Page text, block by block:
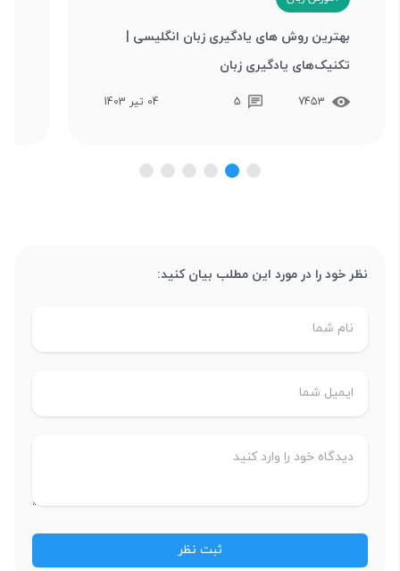
بهترین روش های یادگیری زبان انگلیسی |
تکنیک‌های یادگیری زبان
7453
5 04 تیر 1403
نظر خود را در مورد این مطلب بیان کنید: